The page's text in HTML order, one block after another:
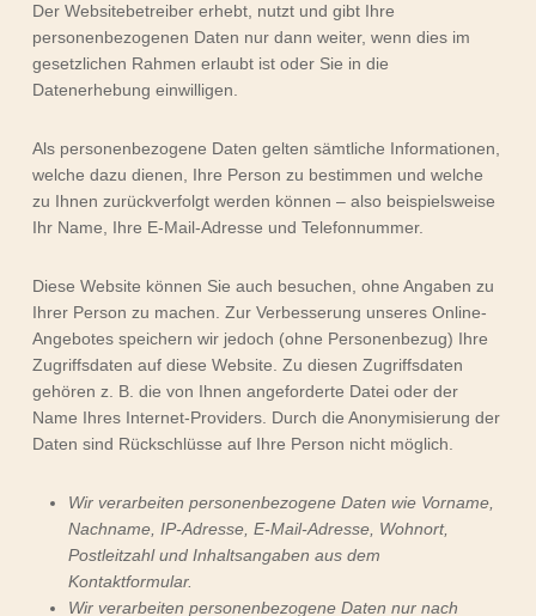
Der Websitebetreiber erhebt, nutzt und gibt Ihre
personenbezogenen Daten nur dann weiter, wenn dies im
gesetzlichen Rahmen erlaubt ist oder Sie in die
Datenerhebung einwilligen.
Als personenbezogene Daten gelten sämtliche Informationen,
welche dazu dienen, Ihre Person zu bestimmen und welche
zu Ihnen zurückverfolgt werden können – also beispielsweise
Ihr Name, Ihre E-Mail-Adresse und Telefonnummer.
Diese Website können Sie auch besuchen, ohne Angaben zu
Ihrer Person zu machen. Zur Verbesserung unseres Online-
Angebotes speichern wir jedoch (ohne Personenbezug) Ihre
Zugriffsdaten auf diese Website. Zu diesen Zugriffsdaten
gehören z. B. die von Ihnen angeforderte Datei oder der
Name Ihres Internet-Providers. Durch die Anonymisierung der
Daten sind Rückschlüsse auf Ihre Person nicht möglich.
Wir verarbeiten personenbezogene Daten wie Vorname,
Nachname, IP-Adresse, E-Mail-Adresse, Wohnort,
Postleitzahl und Inhaltsangaben aus dem
Kontaktformular.
Wir verarbeiten personenbezogene Daten nur nach